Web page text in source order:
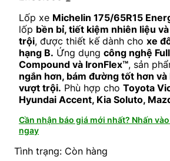
Lốp xe Michelin 175/65R15
lốp bền bỉ, tiết kiệm nhiên liệu
trội, được thiết kế dành cho xe
hạng B. Ứng dụng công nghệ
Compound và IronFlex™, sản
ngắn hơn, bám đường tốt hơn
vượt trội. Phù hợp cho Toyota
Hyundai Accent, Kia Soluto,
Cần nhận báo giá mới nhất? Nhấn
ngay
Tình trạng: Còn hàng